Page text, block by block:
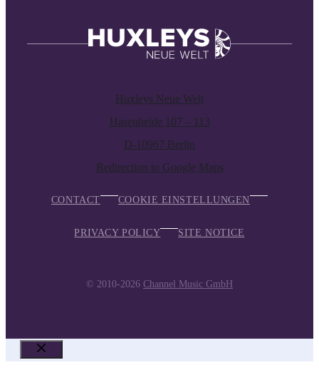
Huxleys Neue Welt
Hasenheide 107 – 113
D-10967 Berlin
Redirection to Google Maps
CONTACT COOKIE EINSTELLUNGEN
PRIVACY POLICY SITE NOTICE
© 2010-2026 Channel Music GmbH
CLOSE